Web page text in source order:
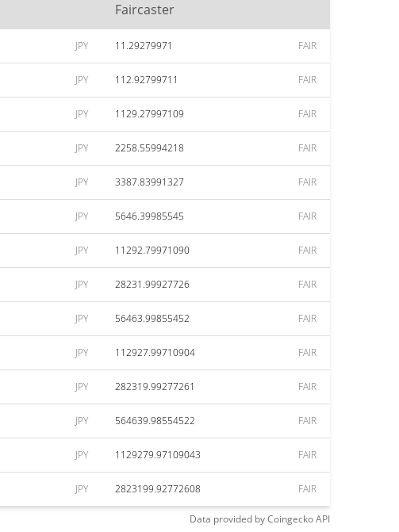
Faircaster
JPY 11.29279971 FAIR
JPY 112.92799711 FAIR
JPY 1129.27997109 FAIR
JPY 2258.55994218 FAIR
JPY 3387.83991327 FAIR
JPY 5646.39985545 FAIR
JPY 11292.79971090 FAIR
JPY 28231.99927726 FAIR
JPY 56463.99855452 FAIR
JPY 112927.99710904 FAIR
JPY 282319.99277261 FAIR
JPY 564639.98554522 FAIR
JPY 1129279.97109043 FAIR
JPY 2823199.92772608 FAIR
Data provided byCoingeckoAPI